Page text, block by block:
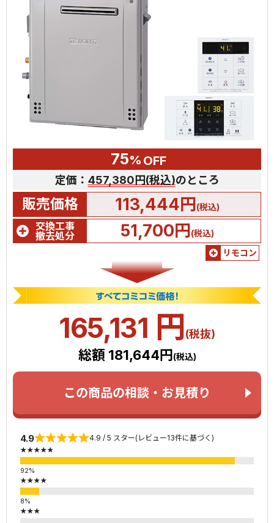
75% OFF
定価： 457,380円(税込)のところ
販売価格 113,444円(税込)
交換工事
撤去処分
51,700円(税込)
リモコン
165,131 円(税抜)
総額 181,644円 (税込)
この商品の相談・お見積り
4.9 4.9 / 5 スター(レビュー13件に基づく)
★★★★★
★★★★
★★★